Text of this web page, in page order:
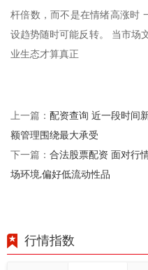
杆倍数，而不是在情绪高涨时
设趋势随时可能反转。 当市场
业生态才算真正
上一篇： 配资查询 近一段时间
额管理围绕最大承受
下一篇： 合法股票配资 面对行
场环境,偏好低流动性品
行情指数